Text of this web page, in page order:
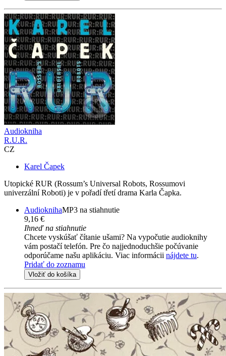
Audiokniha
R.U.R.
CZ
Karel Čapek
Utopické RUR (Rossum’s Universal Robots, Rossumovi
univerzální Roboti) je v pořadí třetí drama Karla Čapka.
AudioknihaMP3 na stiahnutie
9,16 €
Ihneď na stiahnutie
Chcete vyskúšať čítanie ušami? Na vypočutie audioknihy
vám postačí telefón. Pre čo najjednoduchšie počúvanie
odporúčame našu aplikáciu. Viac informácii nájdete tu.
Pridať do zoznamu
Vložiť do košíka